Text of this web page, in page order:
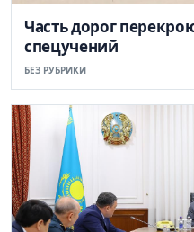
Часть дорог
спецучений
БЕЗ РУБРИКИ